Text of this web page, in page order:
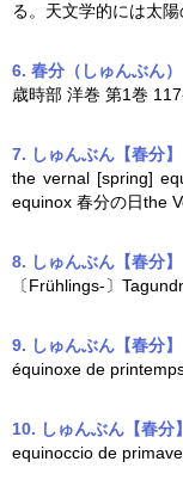
る。天文学的には太
6. 春分 （しゅんぶん）
歳時部 洋巻 第1巻
7. しゅんぶん【春分】
the vernal [spring]
equinox 春分の日the
8. しゅんぶん【春分】
〔Frühlings-〕
9. しゅんぶん【春分】
équinoxe de
10. しゅんぶん【春分】
equinoccio de